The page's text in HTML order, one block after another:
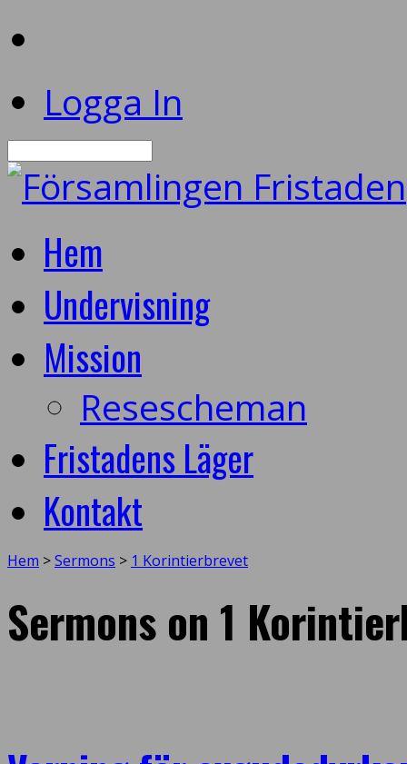
Logga In
Hem
Undervisning
Mission
Resescheman
Fristadens Läger
Kontakt
Hem >Sermons > 1 Korintierbrevet
Sermons on 1